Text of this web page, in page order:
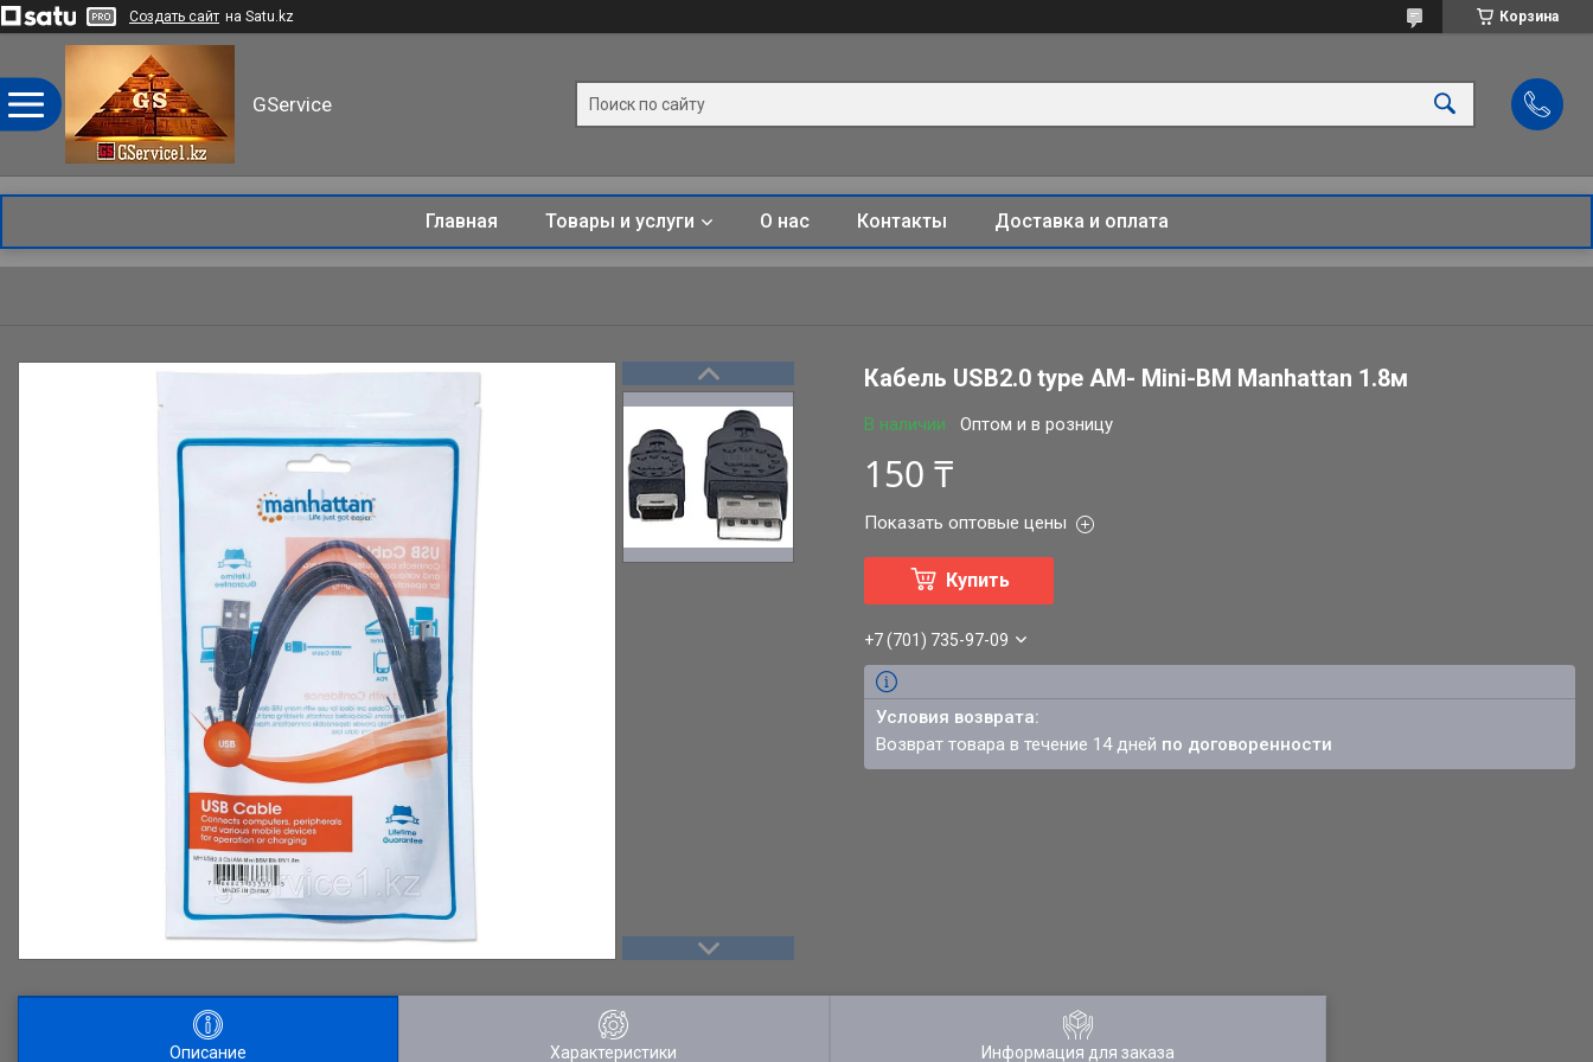
Создать сайт на Satu.kz Корзина
GService
Главная Товары и услуги О нас Контакты Доставка и оплата
Кабель ​​USB2.0 type AM- Mini-BM Manhattan 1.8м
В наличии Оптом и в розницу
150 ₸
Показать оптовые цены
Купить
+7 (701) 735-97-09
возврат товара в течение 14 дней по договоренности
Описание Характеристики Информация для заказа